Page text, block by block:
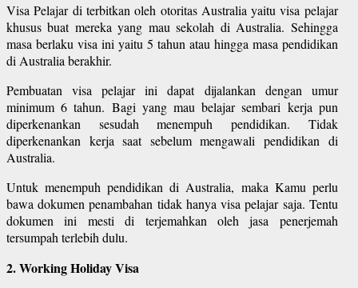
Visa Pelajar di terbitkan oleh otoritas Australia yaitu visa pelajar
khusus buat mereka yang mau sekolah di Australia. Sehingga
masa berlaku visa ini yaitu 5 tahun atau hingga masa pendidikan
di Australia berakhir.
Pembuatan visa pelajar ini dapat dijalankan dengan umur
minimum 6 tahun. Bagi yang mau belajar sembari kerja pun
diperkenankan sesudah menempuh pendidikan. Tidak
diperkenankan kerja saat sebelum mengawali pendidikan di
Australia.
Untuk menempuh pendidikan di Australia, maka Kamu perlu
bawa dokumen penambahan tidak hanya visa pelajar saja. Tentu
dokumen ini mesti di terjemahkan oleh jasa penerjemah
tersumpah terlebih dulu.
2. Working Holiday Visa